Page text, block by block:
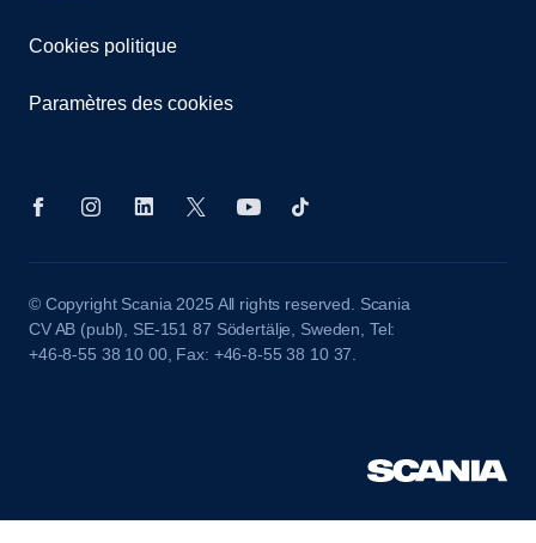
Cookies politique
Paramètres des cookies
© Copyright Scania 2025 All rights reserved. Scania
CV AB (publ), SE-151 87 Södertälje, Sweden, Tel:
+46-8-55 38 10 00, Fax: +46-8-55 38 10 37.